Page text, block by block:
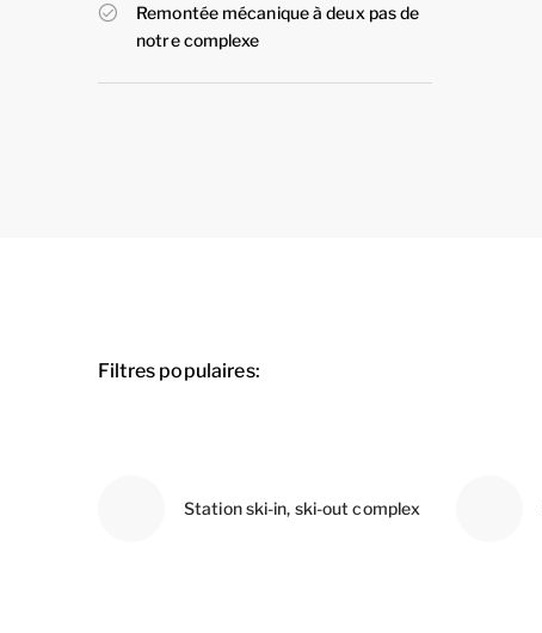
Remontée mécanique à deux pas de
notre complexe
Filtres populaires:
Station ski-in, ski-out complex